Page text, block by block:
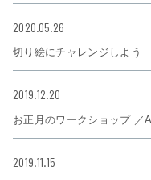
2020.05.26
切り絵にチャレンジしよう
2019.12.20
お正月のワークショップ ／
2019.11.15